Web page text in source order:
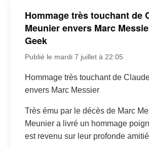
Hommage très touchant de
Meunier envers Marc
Geek
Publié le mardi 7 juillet à 22:05
Hommage très touchant de
envers Marc Messier
Très ému par le décès de Marc
Meunier a livré un hommage
est revenu sur leur profonde amitié